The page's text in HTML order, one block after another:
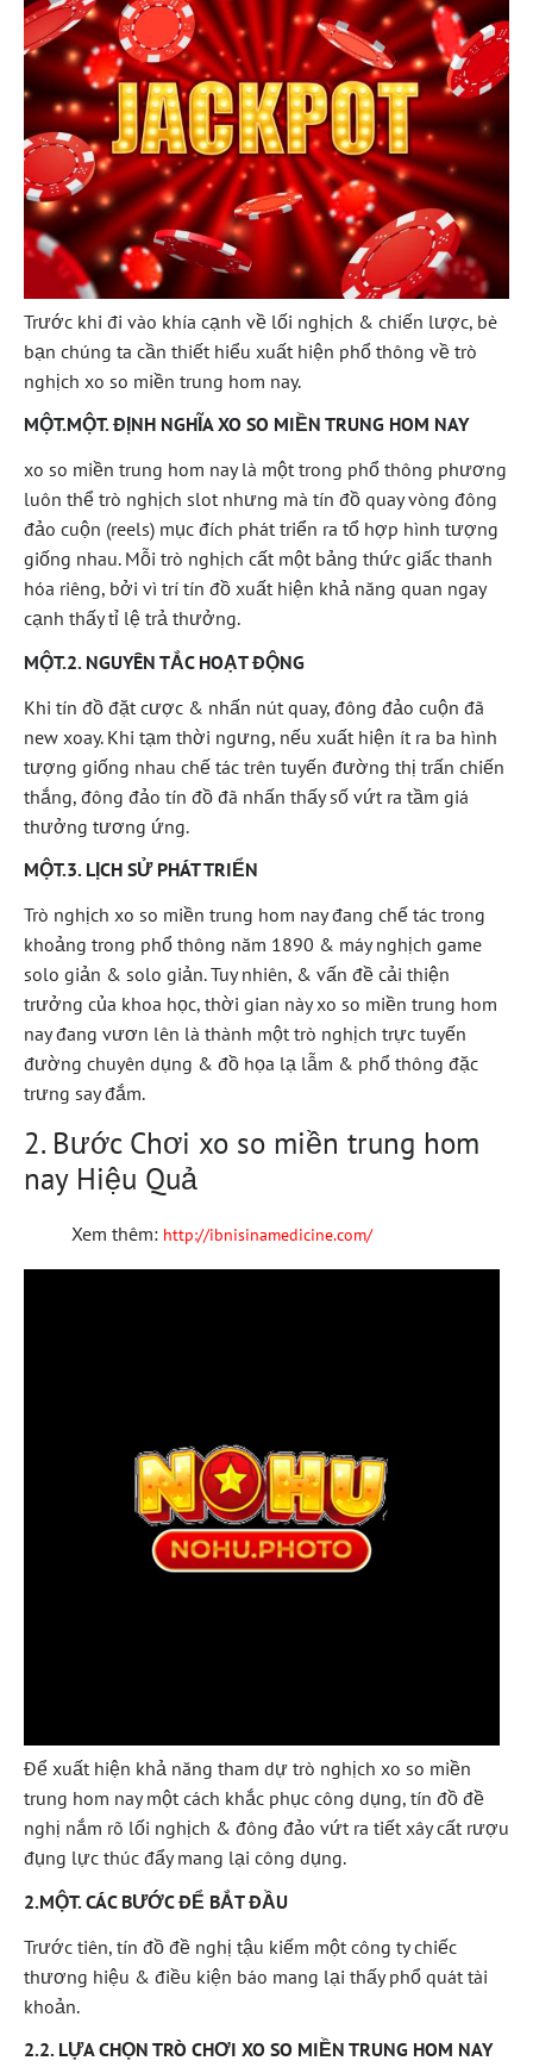
Trước khi đi vào khía cạnh về lối nghịch & chiến lược, bè
bạn chúng ta cần thiết hiểu xuất hiện phổ thông về trò
nghịch xo so miền trung hom nay.
MỘT.MỘT. ĐỊNH NGHĨA XO SO MIỀN TRUNG HOM NAY
xo so miền trung hom nay là một trong phổ thông phương
luôn thể trò nghịch slot nhưng mà tín đồ quay vòng đông
đảo cuộn (reels) mục đích phát triển ra tổ hợp hình tượng
giống nhau. Mỗi trò nghịch cất một bảng thức giấc thanh
hóa riêng, bởi vì trí tín đồ xuất hiện khả năng quan ngay
cạnh thấy tỉ lệ trả thưởng.
MỘT.2. NGUYÊN TẮC HOẠT ĐỘNG
Khi tín đồ đặt cược & nhấn nút quay, đông đảo cuộn đã
new xoay. Khi tạm thời ngưng, nếu xuất hiện ít ra ba hình
tượng giống nhau chế tác trên tuyến đường thị trấn chiến
thắng, đông đảo tín đồ đã nhấn thấy số vứt ra tầm giá
thưởng tương ứng.
MỘT.3. LỊCH SỬ PHÁT TRIỂN
Trò nghịch xo so miền trung hom nay đang chế tác trong
khoảng trong phổ thông năm 1890 & máy nghịch game
solo giản & solo giản. Tuy nhiên, & vấn đề cải thiện
trưởng của khoa học, thời gian này xo so miền trung hom
nay đang vươn lên là thành một trò nghịch trực tuyến
đường chuyên dụng & đồ họa lạ lẫm & phổ thông đặc
trưng say đắm.
2. Bước Chơi xo so miền trung hom
nay Hiệu Quả
Xem thêm: http://ibnisinamedicine.com/
Để xuất hiện khả năng tham dự trò nghịch xo so miền
trung hom nay một cách khắc phục công dụng, tín đồ đề
nghị nắm rõ lối nghịch & đông đảo vứt ra tiết xây cất rượu
đụng lực thúc đẩy mang lại công dụng.
2.MỘT. CÁC BƯỚC ĐỂ BẮT ĐẦU
Trước tiên, tín đồ đề nghị tậu kiếm một công ty chiếc
thương hiệu & điều kiện báo mang lại thấy phổ quát tài
khoản.
2.2. LỰA CHỌN TRÒ CHƠI XO SO MIỀN TRUNG HOM NAY